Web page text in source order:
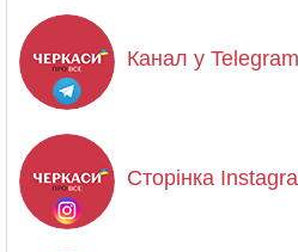
Канал у Telegram
Сторінка